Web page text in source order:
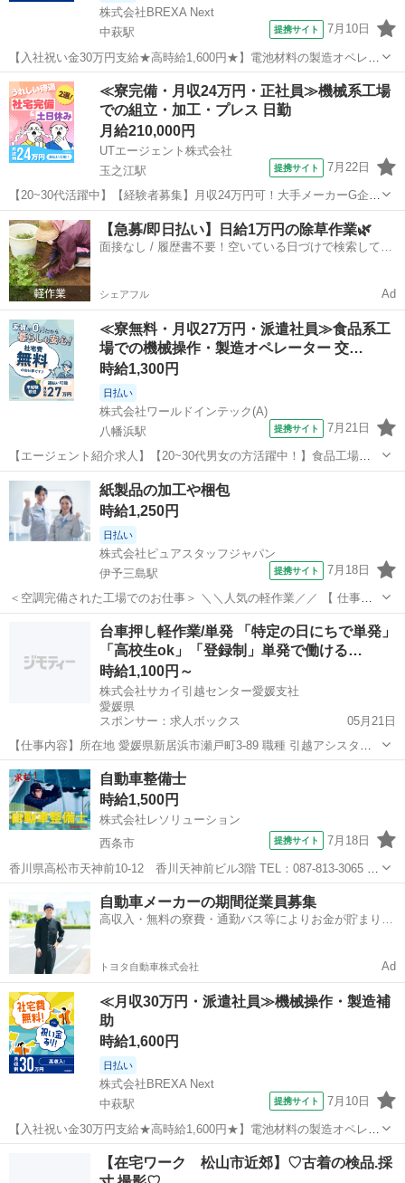
株式会社BREXA Next
中萩駅
提携サイト 7月10日
【入社祝い金30万円支給★高時給1,600円★】電池材料の製造オペレー
ター業務！資格・経験不要◎入社後に無料で資格取得も可能★寮費無
料！ワンルーム寮完備！《愛媛県新居浜市》 人気の工場のお仕事 ◇電
池材料の製造オペレーター...
愛媛 新居浜市 中萩駅 その他
≪寮完備・月収24万円・正社員≫機械系工場
での組立・加工・プレス 日勤
月給210,000円
UTエージェント株式会社
玉之江駅
提携サイト 7月22日
【20~30代活躍中】【経験者募集】月収24万円可！大手メーカーG企業
◎半導体製造装置の組立・検査！日勤＆土日祝休み◎《JBBQ1C》 詳
細情報 ＜半導体製造装置の組立・完成品検査＞ 半導体製造装置向けの
各機械部品・ユニ...
愛媛 西条市 玉之江駅 その他
【急募/即日払い】日給1万円の除草作業🌿
面接なし / 履歴書不要！空いている日づけで検索して即
シェアフル Ad
≪寮無料・月収27万円・派遣社員≫食品系工
場での機械操作・製造オペレーター 交…
時給1,300円
日払い
株式会社ワールドインテック(A)
八幡浜駅
提携サイト 7月21日
【エージェント紹介求人】【20~30代男女の方活躍中！】食品工場で
のマシンオペレーター／未経験歓迎／残業少な目／寮完備 お仕事内容
◆食品工場でのマシンオペレーター◆ ハンバーガーパティの製造に携
わるお仕事です 大手外食チ...
愛媛 八幡浜市 八幡浜駅 その他
紙製品の加工や梱包
時給1,250円
日払い
株式会社ピュアスタッフジャパン
伊予三島駅
提携サイト 7月18日
＜空調完備された工場でのお仕事＞ ＼＼人気の軽作業／／ 【 仕事内
容 】 紙製品の加工～梱包までのお仕事を担当していただきます。 ◆
紙製品をスリッターでカット ◆カットされた紙製品を検品梱包 という
内容で、モクモク作業が...
四国中央市 伊予三島駅 その他
台車押し軽作業/単発 「特定の日にちで単発」
「高校生ok」「登録制」単発で働ける…
時給1,100円～
株式会社サカイ引越センター愛媛支社
愛媛県
スポンサー：求人ボックス
05月21日
【仕事内容】所在地 愛媛県新居浜市瀬戸町3-89 職種 引越アシスタン
ト 給与 時給1100円 給与詳細 時給1100円(高校生は1050円) 研修期間な
し <収入例> ・週2日働く大学生 自分のペースで働く 時給1100円×1
日...
アルバイト・パート
自動車整備士
時給1,500円
株式会社レソリューション
西条市
提携サイト 7月18日
香川県高松市天神前10-12 香川天神前ビル3階 TEL：087-813-3065 派
遣社員 ■健康保険 ■介護保険 ■厚生年金保険 ■雇用保険 ■労災保険 ■慶
弔金 ■資格取得手当 ■退職金制度あり ■通勤交通費全額支...
その他
自動車メーカーの期間従業員募集
高収入・無料の寮費・通勤バス等によりお金が貯まりや
トヨタ自動車株式会社 Ad
≪月収30万円・派遣社員≫機械操作・製造補
助
時給1,600円
日払い
株式会社BREXA Next
中萩駅
提携サイト 7月10日
【入社祝い金30万円支給★高時給1,600円★】電池材料の製造オペレー
ター業務！資格・経験不要◎入社後に無料で資格取得も可能★寮費無
料！ワンルーム寮完備！《愛媛県新居浜市》 人気の工場のお仕事 ◇電
新居浜市 中萩駅 その他
【在宅ワーク 松山市近郊】♡古着の検品.採